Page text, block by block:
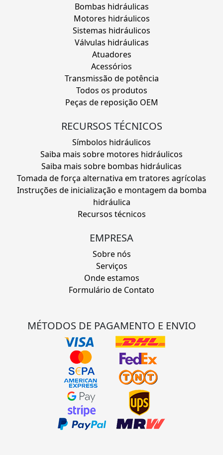
Bombas hidráulicas
Motores hidráulicos
Sistemas hidráulicos
Válvulas hidráulicas
Atuadores
Acessórios
Transmissão de potência
Todos os produtos
Peças de reposição OEM
RECURSOS TÉCNICOS
Símbolos hidráulicos
Saiba mais sobre motores hidráulicos
Saiba mais sobre bombas hidráulicas
Tomada de força alternativa em tratores agrícolas
Instruções de inicialização e montagem da bomba
hidráulica
Recursos técnicos
EMPRESA
Sobre nós
Serviços
Onde estamos
Formulário de Contato
MÉTODOS DE PAGAMENTO E ENVIO